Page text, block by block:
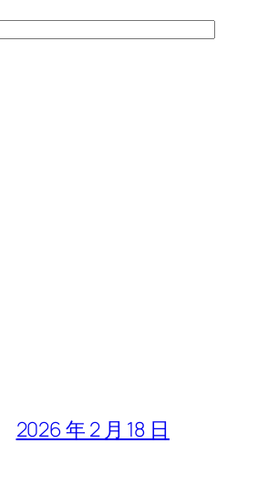
2026 年 2 月 18 日